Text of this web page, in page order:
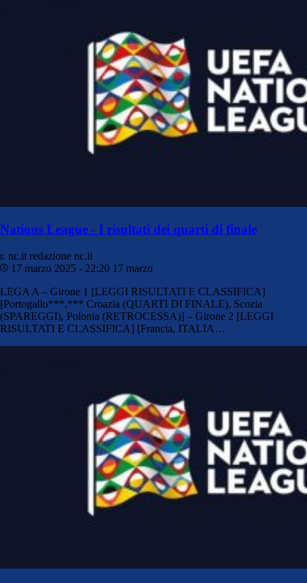
Nations League - I risultati dei quarti di finale
r. nc.it redazione nc.it
17 marzo 2025 - 22:20 17 marzo
LEGA A – Girone 1 [LEGGI RISULTATI E CLASSIFICA]
[Portogallo***,*** Croazia (QUARTI DI FINALE), Scozia
(SPAREGGI), Polonia (RETROCESSA)] – Girone 2 [LEGGI
RISULTATI E CLASSIFICA] [Francia, ITALIA…